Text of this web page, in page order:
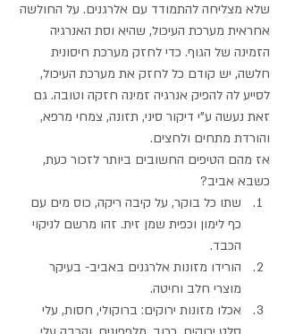
שלא מצליחה להתמודד עם אלרגנים. על החולשה
אחראית מערכת העיכול, שהיא וסת האנרגיה
הזמינה של הגוף. כדי לחזק מערכת חיסונית
חלשה, יש קודם כל לחזק את מערכת העיכול,
לסייע לה להפיק אנרגיה זמינה חזקה וטובה. גם
זאת נעשה ע"י דיקור סיני, תזונה, צמחי מרפא,
והורדת מתחים ולחצים.
אז מהם הטיפים החשובים ביותר לזכור כעת,
כשבא אביב?
שתו כל בוקר, על קיבה ריקה, כוס מים עם
כף לימון וכפית שמן זית. זהו מרשם לניקוי
הכבד.
הורידו מזונות אלרגנים באביב- בעיקר
מוצרי חלב וחיטה.
אכלו מזונות ירוקים: ברוקולי, חסות, עלי